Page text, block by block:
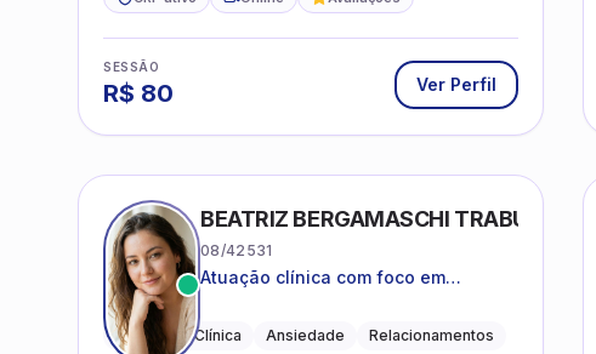
SESSÃO
R$ 80 Ver Perfil
BEATRIZ BERGAMASCHI TRABUCO
08/42531
Atuação clínica com foco em
e transições de vida
Psicologia Clínica Ansiedade Relacionamentos